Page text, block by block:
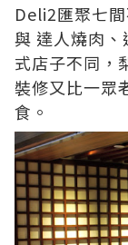
Deli2匯聚七
與 達人燒肉 、
式店子不同，
裝修又比一眾
食。